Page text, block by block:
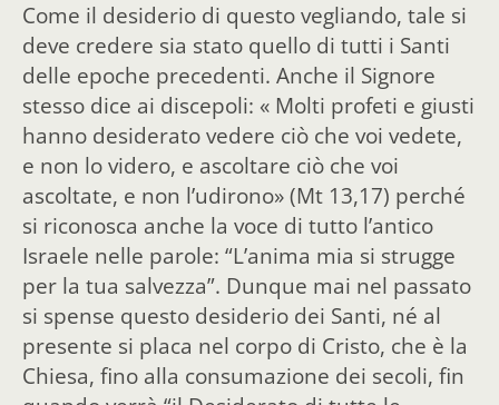
Come il desiderio di questo vegliando, tale si
deve credere sia stato quello di tutti i Santi
delle epoche precedenti. Anche il Signore
stesso dice ai discepoli: « Molti profeti e giusti
hanno desiderato vedere ciò che voi vedete,
e non lo videro, e ascoltare ciò che voi
ascoltate, e non l’udirono» (Mt 13,17) perché
si riconosca anche la voce di tutto l’antico
Israele nelle parole: “L’anima mia si strugge
per la tua salvezza”. Dunque mai nel passato
si spense questo desiderio dei Santi, né al
presente si placa nel corpo di Cristo, che è la
Chiesa, fino alla consumazione dei secoli, fin